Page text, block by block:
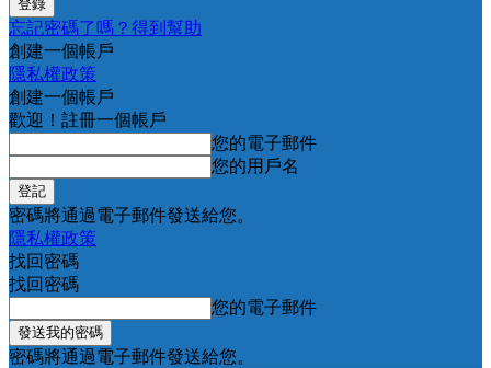
忘記密碼了嗎？得到幫助
創建一個帳戶
隱私權政策
創建一個帳戶
歡迎！註冊一個帳戶
您的電子郵件
您的用戶名
密碼將通過電子郵件發送給您。
隱私權政策
找回密碼
找回密碼
您的電子郵件
密碼將通過電子郵件發送給您。